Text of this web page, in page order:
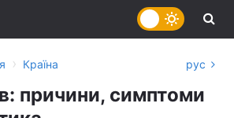
› Країна рус
причини, симптоми